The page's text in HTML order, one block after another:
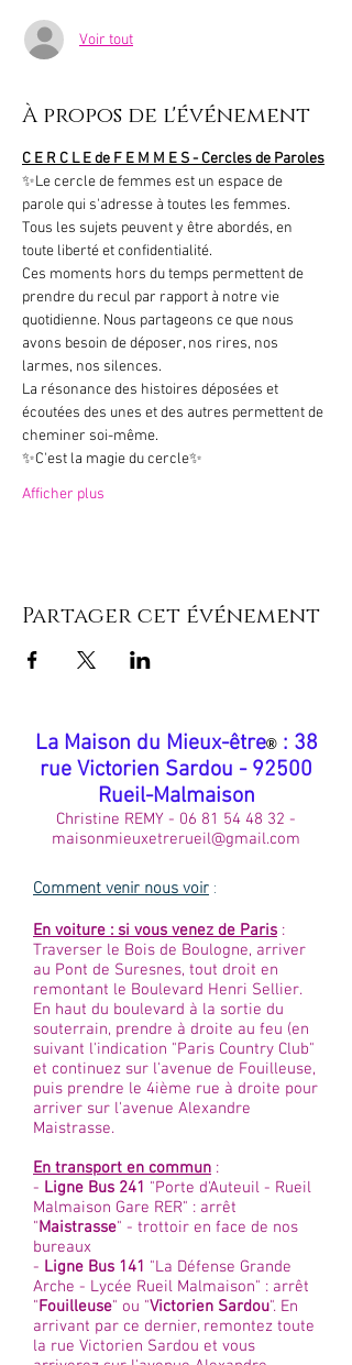
Voir tout
À propos de l'événement
C E R C L E de F E M M E S - Cercles de Paroles
✨Le cercle de femmes est un espace de
parole qui s'adresse à toutes les femmes.
Tous les sujets peuvent y être abordés, en
toute liberté et confidentialité.
Ces moments hors du temps permettent de
prendre du recul par rapport à notre vie
quotidienne. Nous partageons ce que nous
avons besoin de déposer, nos rires, nos
larmes, nos silences.
La résonance des histoires déposées et
écoutées des unes et des autres permettent de
cheminer soi-même.
✨C'est la magie du cercle✨
Afficher plus
Partager cet événement
​La Maison du Mieux-être®: 38
rue Victorien Sardou - 92500
Rueil-Malmaison
Christine REMY - 06 81 54 48 32 -
maisonmieuxetrerueil@gmail.com
Comment venir nous voir:
En voiture : si vous venez de Paris :
Traverser le Bois de Boulogne, arriver
au Pont de Suresnes, tout droit en
remontant le Boulevard Henri Sellier.
En haut du boulevard à la sortie du
souterrain, prendre à droite au feu (en
suivant l'indication "Paris Country Club"
et continuez sur l'avenue de Fouilleuse,
puis prendre le 4ième rue à droite pour
arriver sur l'avenue Alexandre
Maistrasse.
En transport en commun :
- Ligne Bus 241 "Porte d'Auteuil - Rueil
Malmaison Gare RER" : arrêt
"Maistrasse" - trottoir en face de nos
bureaux
- Ligne Bus 141 "La Défense Grande
Arche - Lycée Rueil Malmaison" : arrêt
"Fouilleuse" ou "Victorien Sardou". En
arrivant par ce dernier, remontez toute
la rue Victorien Sardou et vous